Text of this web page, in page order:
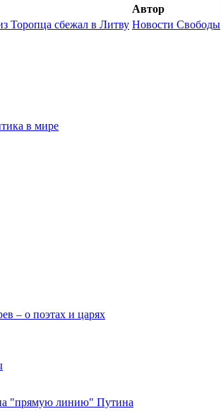
Автор
Торопца сбежал в Литву Новости Свободы
в мире
– о поэтах и царях
"прямую линию" Путина